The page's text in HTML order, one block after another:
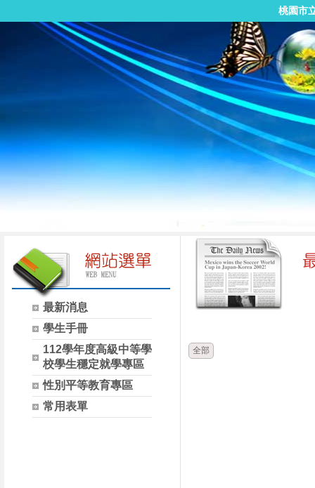
桃園市
最新消息
學生手冊
112學年度高級中等學
校學生穩定就學專區
性別平等教育專區
常用表單
全部